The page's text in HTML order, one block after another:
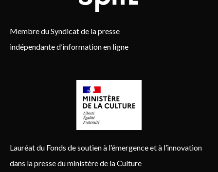
Membre du Syndicat de la presse
indépendante d’information en ligne
Lauréat du Fonds de soutien à l’émergence et à l’innovation
dans la presse du ministère de la Culture